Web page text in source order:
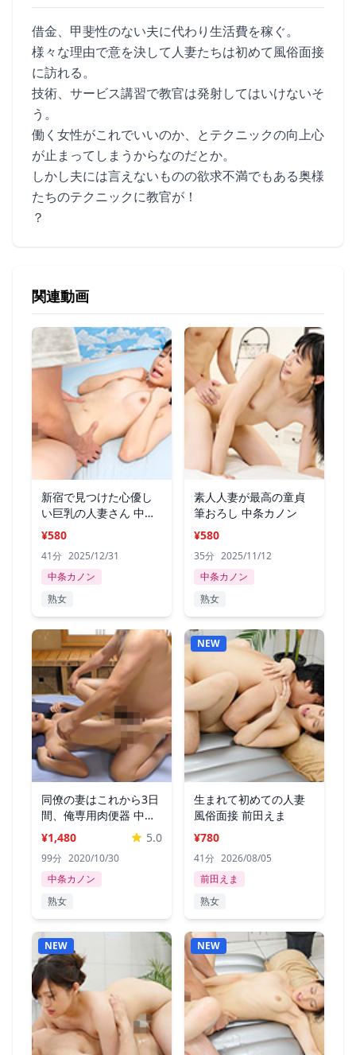
借金、甲斐性のない夫に代わり生活費を稼ぐ。
様々な理由で意を決して人妻たちは初めて風俗面接
に訪れる。
技術、サービス講習で教官は発射してはいけないそ
う。
働く女性がこれでいいのか、とテクニックの向上心
が止まってしまうからなのだとか。
しかし夫には言えないものの欲求不満でもある奥様
たちのテクニックに教官が！
？
関連動画
新宿で見つけた心優し
い巨乳の人妻さん 中条
カノン
¥580
41分 2025/12/31
中条カノン
熟女
素人人妻が最高の童貞
筆おろし 中条カノン
¥580
35分 2025/11/12
中条カノン
熟女
同僚の妻はこれから3日
間、俺専用肉便器 中条
カノン
¥1,480 5.0
99分 2020/10/30
中条カノン
熟女
NEW
生まれて初めての人妻
風俗面接 前田えま
¥780
41分 2026/08/05
前田えま
熟女
NEW NEW